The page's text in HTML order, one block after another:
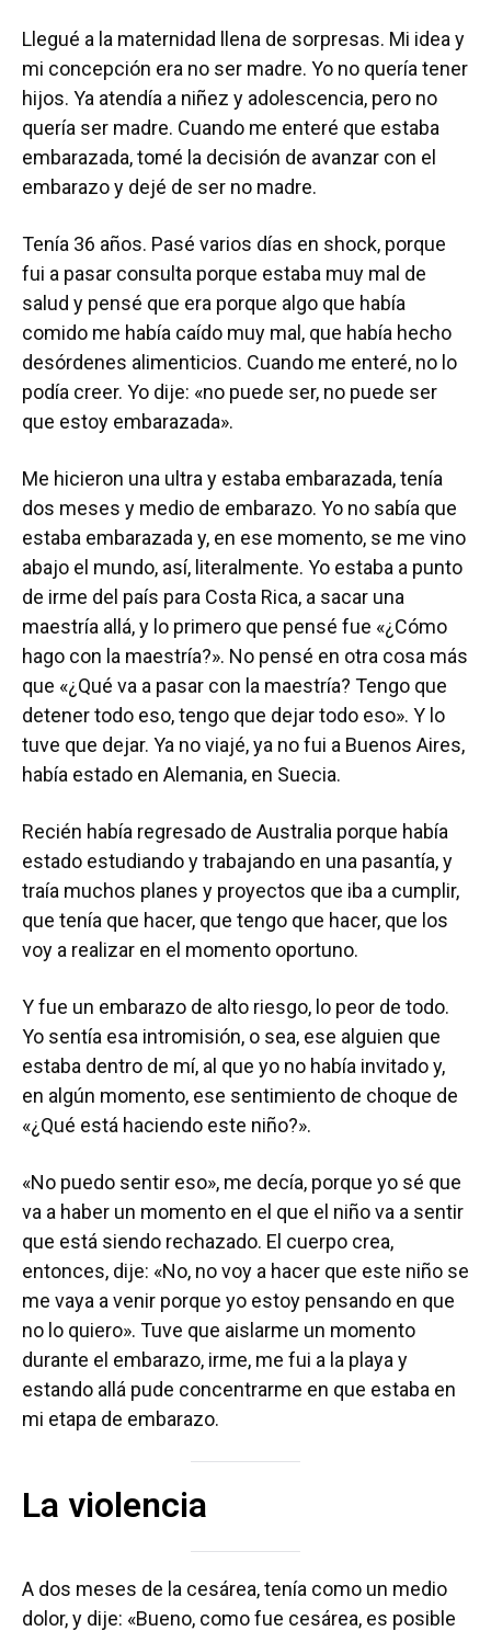
Llegué a la maternidad llena de sorpresas. Mi idea y
mi concepción era no ser madre. Yo no quería tener
hijos. Ya atendía a niñez y adolescencia, pero no
quería ser madre. Cuando me enteré que estaba
embarazada, tomé la decisión de avanzar con el
embarazo y dejé de ser no madre.
Tenía 36 años. Pasé varios días en shock, porque
fui a pasar consulta porque estaba muy mal de
salud y pensé que era porque algo que había
comido me había caído muy mal, que había hecho
desórdenes alimenticios. Cuando me enteré, no lo
podía creer. Yo dije: «no puede ser, no puede ser
que estoy embarazada».
Me hicieron una ultra y estaba embarazada, tenía
dos meses y medio de embarazo. Yo no sabía que
estaba embarazada y, en ese momento, se me vino
abajo el mundo, así, literalmente. Yo estaba a punto
de irme del país para Costa Rica, a sacar una
maestría allá, y lo primero que pensé fue «¿Cómo
hago con la maestría?». No pensé en otra cosa más
que «¿Qué va a pasar con la maestría? Tengo que
detener todo eso, tengo que dejar todo eso». Y lo
tuve que dejar. Ya no viajé, ya no fui a Buenos Aires,
había estado en Alemania, en Suecia.
Recién había regresado de Australia porque había
estado estudiando y trabajando en una pasantía, y
traía muchos planes y proyectos que iba a cumplir,
que tenía que hacer, que tengo que hacer, que los
voy a realizar en el momento oportuno.
Y fue un embarazo de alto riesgo, lo peor de todo.
Yo sentía esa intromisión, o sea, ese alguien que
estaba dentro de mí, al que yo no había invitado y,
en algún momento, ese sentimiento de choque de
«¿Qué está haciendo este niño?».
«No puedo sentir eso», me decía, porque yo sé que
va a haber un momento en el que el niño va a sentir
que está siendo rechazado. El cuerpo crea,
entonces, dije: «No, no voy a hacer que este niño se
me vaya a venir porque yo estoy pensando en que
no lo quiero». Tuve que aislarme un momento
durante el embarazo, irme, me fui a la playa y
estando allá pude concentrarme en que estaba en
mi etapa de embarazo.
La violencia
A dos meses de la cesárea, tenía como un medio
dolor, y dije: «Bueno, como fue cesárea, es posible